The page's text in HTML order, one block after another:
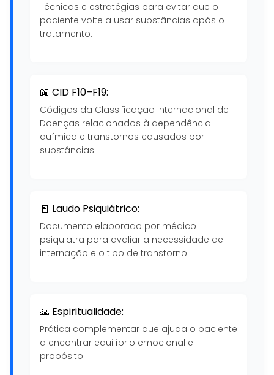
Técnicas e estratégias para evitar que o
paciente volte a usar substâncias após o
tratamento.
📖 CID F10–F19:
Códigos da Classificação Internacional de
Doenças relacionados à dependência
química e transtornos causados por
substâncias.
🧾 Laudo Psiquiátrico:
Documento elaborado por médico
psiquiatra para avaliar a necessidade de
internação e o tipo de transtorno.
🙏 Espiritualidade:
Prática complementar que ajuda o paciente
a encontrar equilíbrio emocional e
propósito.